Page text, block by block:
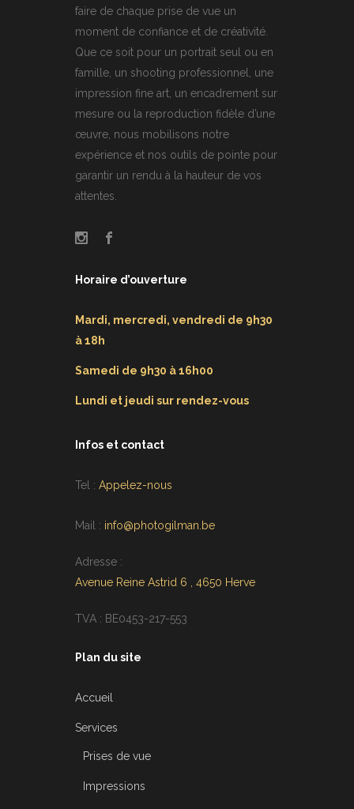
faire de chaque prise de vue un
moment de confiance et de créativité.
Que ce soit pour un portrait seul ou en
famille, un shooting professionnel, une
impression fine art, un encadrement sur
mesure ou la reproduction fidèle d’une
œuvre, nous mobilisons notre
expérience et nos outils de pointe pour
garantir un rendu à la hauteur de vos
attentes.
Horaire d’ouverture
Mardi, mercredi, vendredi de 9h30
à 18h
Samedi de 9h30 à 16h00
Lundi et jeudi sur rendez-vous
Infos et contact
Tel : Appelez-nous
Mail : info@photogilman.be
Adresse :
Avenue Reine Astrid 6 , 4650 Herve
TVA : BE0453-217-553
Plan du site
Accueil
Services
Prises de vue
Impressions